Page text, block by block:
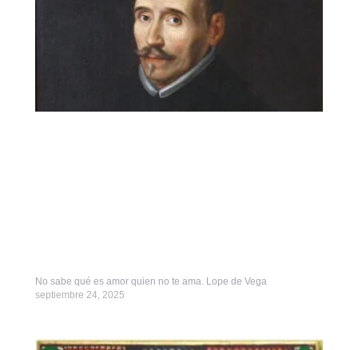
No sabe qué es amor quien no te ama. Lope de Vega
septiembre 24, 2025